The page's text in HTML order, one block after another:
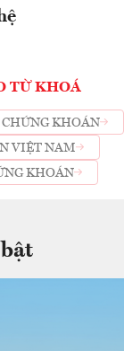
TỪ KHOÁ
CHỨNG KHOÁN
VIỆT NAM
KHOÁN